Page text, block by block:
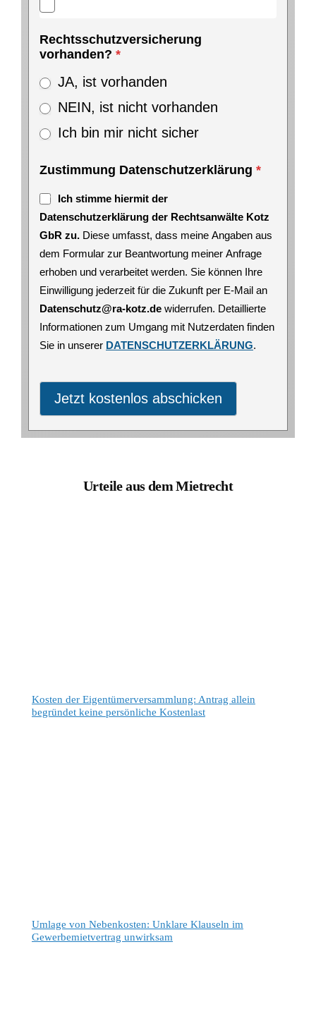
Rechtsschutzversicherung
vorhanden? *
JA, ist vorhanden
NEIN, ist nicht vorhanden
Ich bin mir nicht sicher
Zustimmung Datenschutzerklärung *
Ich stimme hiermit der
Datenschutzerklärung der Rechtsanwälte Kotz
GbR zu. Diese umfasst, dass meine Angaben aus
dem Formular zur Beantwortung meiner Anfrage
erhoben und verarbeitet werden. Sie können Ihre
Einwilligung jederzeit für die Zukunft per E-Mail an
Datenschutz@ra-kotz.de widerrufen. Detaillierte
Informationen zum Umgang mit Nutzerdaten finden
Sie in unserer DATENSCHUTZERKLÄRUNG.
Jetzt kostenlos abschicken
Urteile aus dem Mietrecht
Kosten der Eigentümerversammlung: Antrag allein
begründet keine persönliche Kostenlast
Umlage von Nebenkosten: Unklare Klauseln im
Gewerbemietvertrag unwirksam